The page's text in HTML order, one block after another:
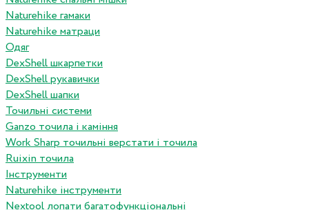
Naturehike гамаки
Naturehike матраци
Одяг
DexShell шкарпетки
DexShell рукавички
DexShell шапки
Точильні системи
Ganzo точила і каміння
Work Sharp точильні верстати і точила
Ruixin точила
Інструменти
Naturehike інструменти
Nextool лопати багатофункціональні